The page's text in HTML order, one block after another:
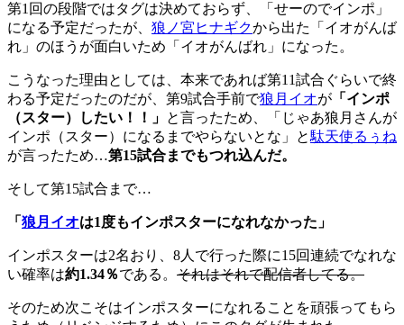
第1回の段階ではタグは決めておらず、「せーのでインポ」
になる予定だったが、 狼ノ宮ヒナギクから出た「イオがんば
れ」のほうが面白いため「イオがんばれ」になった。
こうなった理由としては、本来であれば第11試合ぐらいで終
わる予定だったのだが、第9試合手前で狼月イオが 「インポ
（スター）したい！！」 と言ったため、「じゃあ狼月さんが
インポ（スター）になるまでやらないとな」と駄天使るぅね
が言ったため…第15試合までもつれ込んだ。
そして第15試合まで…
「 狼月イオは1度もインポスターになれなかった」
インポスターは2名おり、8人で行った際に15回連続でなれな
い確率は約1.34％である。 それはそれで配信者してる。
そのため次こそはインポスターになれることを頑張ってもら